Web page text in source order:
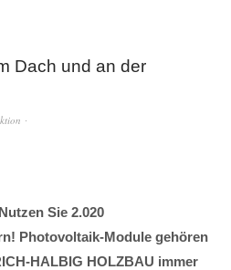
Dach und an der
Nutzen Sie 2.020
Photovoltaik-Module gehören
HALBIG HOLZBAU immer